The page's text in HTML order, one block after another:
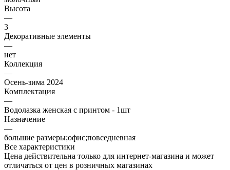
Высота
—
3
Декоративные элементы
—
нет
Коллекция
—
Осень-зима 2024
Комплектация
—
Водолазка женская с принтом - 1шт
Назначение
—
большие размеры;офис;повседневная
Все характеристики
Цена действительна только для интернет-магазина и может
отличаться от цен в розничных магазинах